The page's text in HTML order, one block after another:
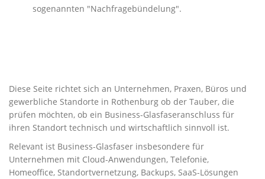
sogenannten "Nachfragebündelung".
Diese Seite richtet sich an Unternehmen, Praxen, Büros und
gewerbliche Standorte in Rothenburg ob der Tauber, die
prüfen möchten, ob ein Business-Glasfaseranschluss für
ihren Standort technisch und wirtschaftlich sinnvoll ist.
Relevant ist Business-Glasfaser insbesondere für
Unternehmen mit Cloud-Anwendungen, Telefonie,
Homeoffice, Standortvernetzung, Backups, SaaS-Lösungen